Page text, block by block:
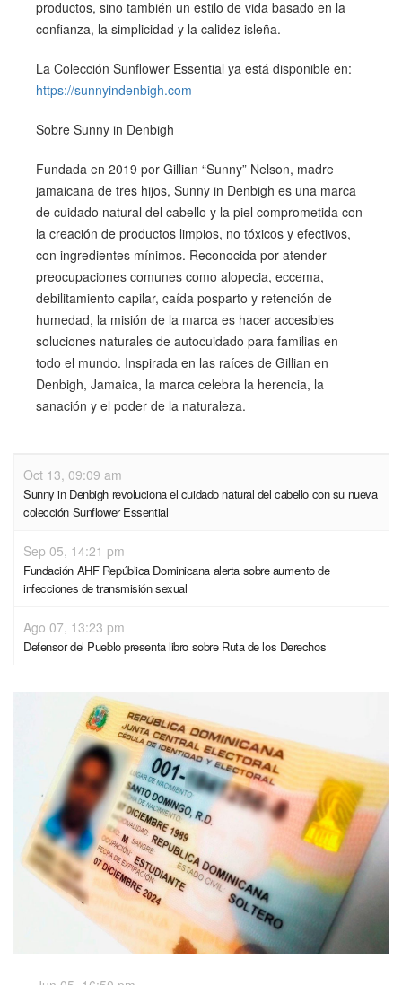
productos, sino también un estilo de vida basado en la
confianza, la simplicidad y la calidez isleña.
La Colección Sunflower Essential ya está disponible en:
https://sunnyindenbigh.com
Sobre Sunny in Denbigh
Fundada en 2019 por Gillian “Sunny” Nelson, madre
jamaicana de tres hijos, Sunny in Denbigh es una marca
de cuidado natural del cabello y la piel comprometida con
la creación de productos limpios, no tóxicos y efectivos,
con ingredientes mínimos. Reconocida por atender
preocupaciones comunes como alopecia, eccema,
debilitamiento capilar, caída posparto y retención de
humedad, la misión de la marca es hacer accesibles
soluciones naturales de autocuidado para familias en
todo el mundo. Inspirada en las raíces de Gillian en
Denbigh, Jamaica, la marca celebra la herencia, la
sanación y el poder de la naturaleza.
Oct 13, 09:09 am
Sunny in Denbigh revoluciona el cuidado natural del cabello con su nueva
colección Sunflower Essential
Sep 05, 14:21 pm
Fundación AHF República Dominicana alerta sobre aumento de
infecciones de transmisión sexual
Ago 07, 13:23 pm
Defensor del Pueblo presenta libro sobre Ruta de los Derechos